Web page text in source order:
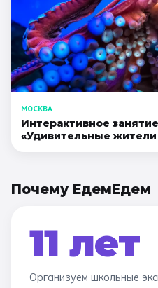
МОСКВА
Интерактивное
«Удивительные
Почему ЕдемЕдем
11 лет
Организуем школьные